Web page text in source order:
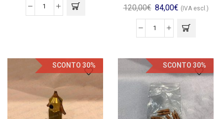
120,00€ 84,00€ (IVA escl.)
SCONTO 30% SCONTO 30%